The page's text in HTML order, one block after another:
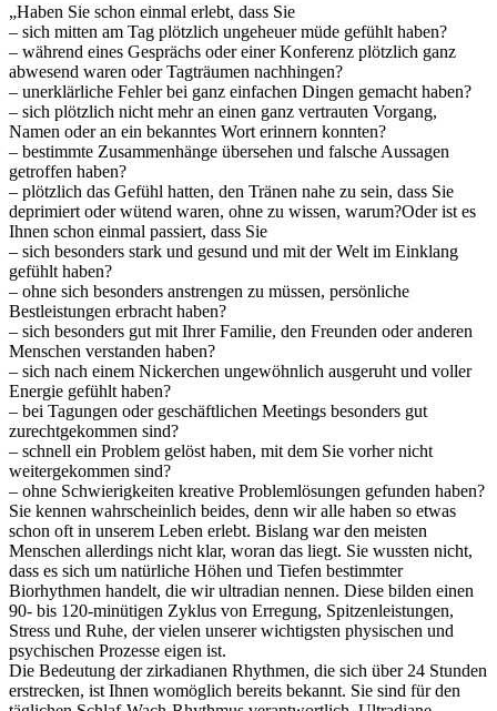
„Haben Sie schon einmal erlebt, dass Sie
– sich mitten am Tag plötzlich ungeheuer müde gefühlt haben?
– während eines Gesprächs oder einer Konferenz plötzlich ganz
abwesend waren oder Tagträumen nachhingen?
– unerklärliche Fehler bei ganz einfachen Dingen gemacht haben?
– sich plötzlich nicht mehr an einen ganz vertrauten Vorgang,
Namen oder an ein bekanntes Wort erinnern konnten?
– bestimmte Zusammenhänge übersehen und falsche Aussagen
getroffen haben?
– plötzlich das Gefühl hatten, den Tränen nahe zu sein, dass Sie
deprimiert oder wütend waren, ohne zu wissen, warum?Oder ist es
Ihnen schon einmal passiert, dass Sie
– sich besonders stark und gesund und mit der Welt im Einklang
gefühlt haben?
– ohne sich besonders anstrengen zu müssen, persönliche
Bestleistungen erbracht haben?
– sich besonders gut mit Ihrer Familie, den Freunden oder anderen
Menschen verstanden haben?
– sich nach einem Nickerchen ungewöhnlich ausgeruht und voller
Energie gefühlt haben?
– bei Tagungen oder geschäftlichen Meetings besonders gut
zurechtgekommen sind?
– schnell ein Problem gelöst haben, mit dem Sie vorher nicht
weitergekommen sind?
– ohne Schwierigkeiten kreative Problemlösungen gefunden haben?
Sie kennen wahrscheinlich beides, denn wir alle haben so etwas
schon oft in unserem Leben erlebt. Bislang war den meisten
Menschen allerdings nicht klar, woran das liegt. Sie wussten nicht,
dass es sich um natürliche Höhen und Tiefen bestimmter
Biorhythmen handelt, die wir ultradian nennen. Diese bilden einen
90- bis 120-minütigen Zyklus von Erregung, Spitzenleistungen,
Stress und Ruhe, der vielen unserer wichtigsten physischen und
psychischen Prozesse eigen ist.
Die Bedeutung der zirkadianen Rhythmen, die sich über 24 Stunden
erstrecken, ist Ihnen womöglich bereits bekannt. Sie sind für den